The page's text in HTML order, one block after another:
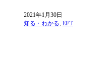
2021年1月30日
知る・わかる EFT